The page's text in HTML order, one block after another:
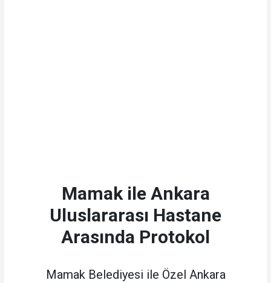
Mamak ile Ankara
Uluslararası Hastane
Arasında Protokol
Mamak Belediyesi ile Özel Ankara